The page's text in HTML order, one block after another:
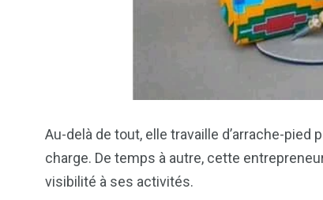
Au-delà de tout, elle travaille d’arrache-
charge. De temps à autre, cette
visibilité à ses activités.